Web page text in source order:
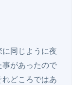
同じように夜
があったので
どころではあ